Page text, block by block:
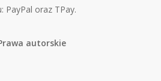
PayPal oraz TPay.
autorskie